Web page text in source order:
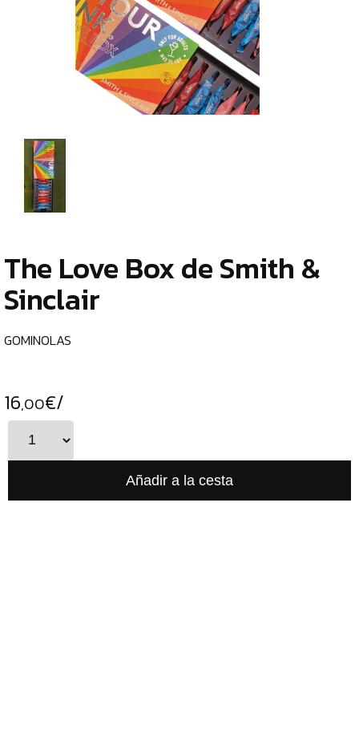
TIENDA
CHOCOLATES
ESPECIALES
PANETONES
TABLETAS
ESPECIAS
CAFÉS
GENERAL
DESHIDRATADOS
The Love Box de Smith &
Sinclair
GOMINOLAS
16,00€/